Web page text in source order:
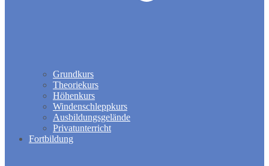
Grundkurs
Theoriekurs
Höhenkurs
Windenschleppkurs
Ausbildungsgelände
Privatunterricht
Fortbildung